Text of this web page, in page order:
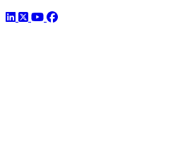
LinkedIn
TwitterYouTube
Facebook